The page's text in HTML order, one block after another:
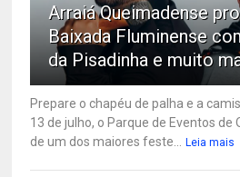
Arraiá Queimadense
Baixada Fluminense
da Pisadinha e muito
Prepare o chapéu de palha e a
13 de julho, o Parque de Eventos de
de um dos maiores feste...
Leia mais